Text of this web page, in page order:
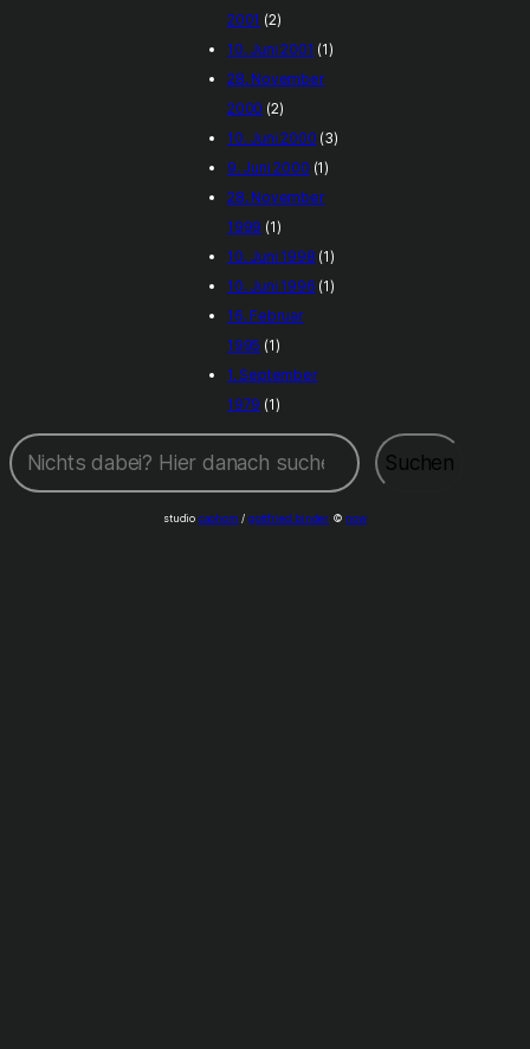
2001 (2)
10. Juni 2001 (1)
28. November
2000 (2)
10. Juni 2000 (3)
9. Juni 2000 (1)
28. November
1999 (1)
10. Juni 1998 (1)
10. Juni 1996 (1)
16. Februar
1995 (1)
1. September
1979 (1)
Suchen
Suchen
studio caohom /gottfried binder © now